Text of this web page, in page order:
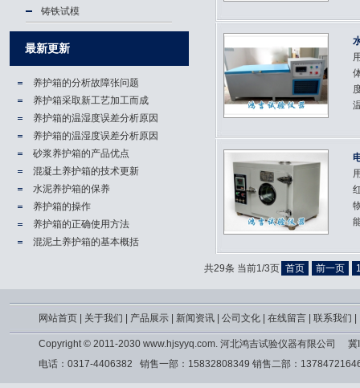
铸铁试模
最新更新
养护箱的分析故障张问题
养护箱​采取新工艺加工而成
养护箱的温湿度误差分析原因
养护箱的温湿度误差分析原因
砂浆养护箱的产品优点
混凝土养护箱的技术更新
水泥养护箱的保养
养护箱的操作
养护箱的正确使用方法
混泥土养护箱的基本概括
共29条 当前1/3页 首页 前一页
网站首页| 关于我们 产品展示| 新闻资讯| 公司文化| 在线留言| 联系我们
Copyright © 2011-2030 www.hjsyyq.com. 河北鸿吉试验仪器有限公司
冀
电话：0317-4406382 销售一部：15832808349 销售二部：